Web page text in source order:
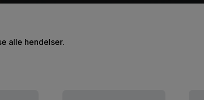
alle hendelser.